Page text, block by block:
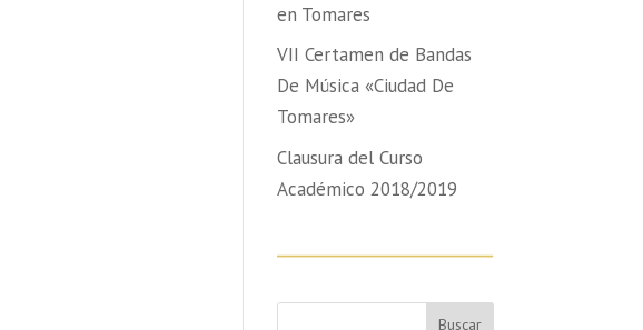
en Tomares
VII Certamen de Bandas
De Música «Ciudad De
Tomares»
Clausura del Curso
Académico 2018/2019